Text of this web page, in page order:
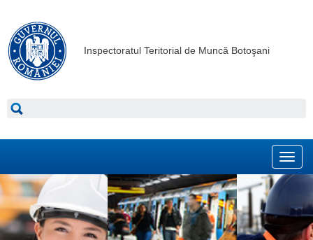
Inspectoratul Teritorial de Muncă Botoşani